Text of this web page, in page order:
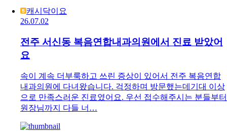
캐시닥이요
26.07.02
전주 서신동 복음연합내과의원에서 진료 받았어
요
속이 계속 더부룩하고 쓰린 증상이 있어서 전주 복음연합
내과의원에 다녀왔습니다. 걱정하며 방문했는데기대 이상
으로 만족스러운 진료였어요. 우선 접수해주시는 분들부터
원장님까지 다들 너…